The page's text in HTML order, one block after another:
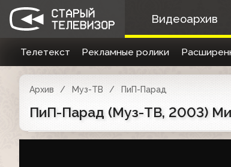
Видеоархив
Телетекст Рекламные ролики
Архив Муз-ТВ ПиП-Парад
ПиП-Парад (Муз-ТВ, 2003)